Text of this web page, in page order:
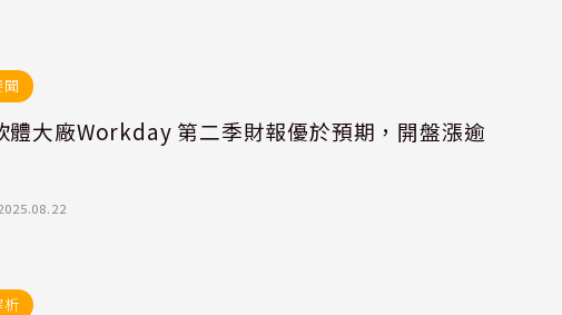
體大廠Workday 第二季財報優於預期，開盤漲逾
析